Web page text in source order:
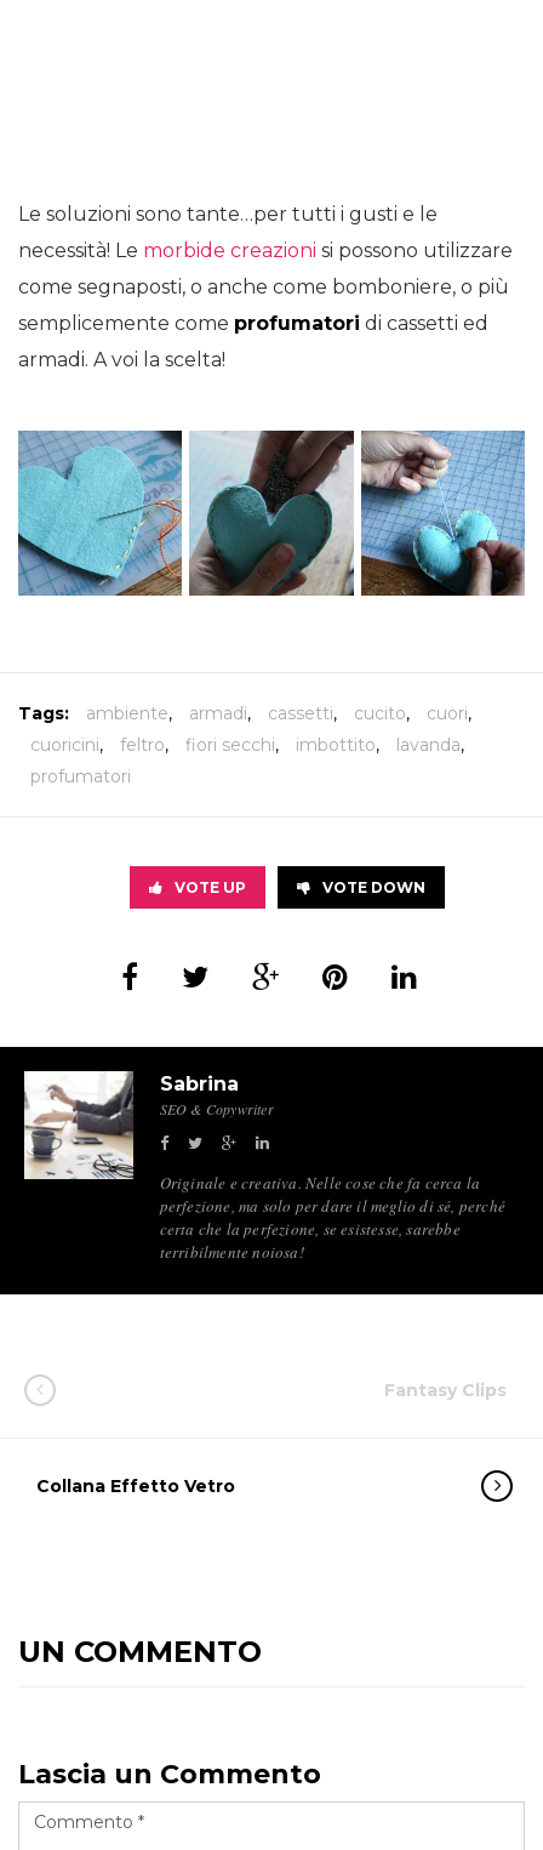
Le soluzioni sono tante…per tutti i gusti e le
necessità! Le morbide creazioni si possono utilizzare
come segnaposti, o anche come bomboniere, o più
semplicemente come profumatori di cassetti ed
armadi. A voi la scelta!
Tags: ambiente, armadi, cassetti, cucito, cuori,
cuoricini, feltro, fiori secchi, imbottito, lavanda,
profumatori
VOTE UP VOTE DOWN
Sabrina
SEO & Copywriter
Originale e creativa. Nelle cose che fa cerca la
perfezione, ma solo per dare il meglio di sé, perché
certa che la perfezione, se esistesse, sarebbe
terribilmente noiosa!
Fantasy Clips
Collana Effetto Vetro
UN COMMENTO
Lascia un Commento